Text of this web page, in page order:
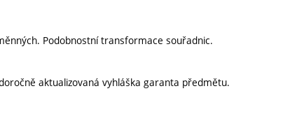
Podobnostní transformace souřadnic.
aktualizovaná vyhláška garanta předmětu.